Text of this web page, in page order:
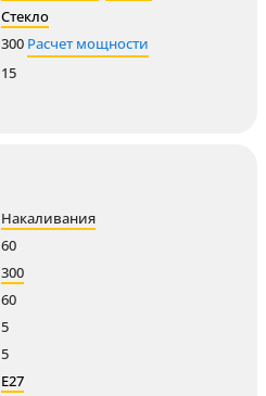
Стекло
300 Расчет мощности
15
Накаливания
60
300
60
5
5
E27